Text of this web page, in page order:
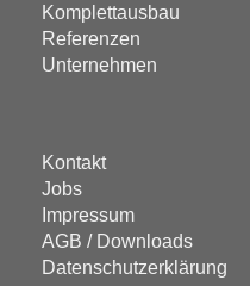
Komplettausbau
Referenzen
Unternehmen
Kontakt
Jobs
Impressum
AGB / Downloads
Datenschutzerklärung